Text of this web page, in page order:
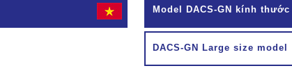
Model DACS-GN kính
DACS-GN Large size model